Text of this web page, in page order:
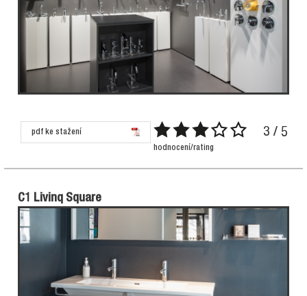
pdf ke stažení 3 / 5
hodnocení/rating
C1 Livinq Square